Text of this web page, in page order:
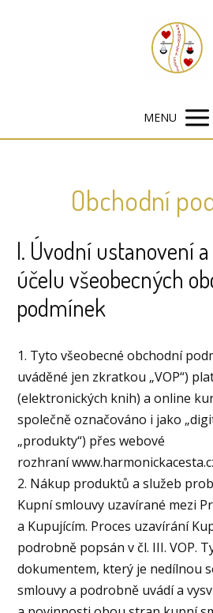
MENU
Obchodní
I. Úvodní ustanovení
účelu všeobecných
podmínek
1. Tyto všeobecné obchodní
uváděné jen zkratkou „VOP“)
(elektronických knih) a online
společně označováno i jako
„produkty“) přes webové
rozhraní
2. Nákup produktů a služeb
Kupní smlouvy uzavírané mezi
a Kupujícím. Proces uzavírání
podrobně popsán v čl. III. VOP.
dokumentem, který je nedílnou
smlouvy a podrobně uvádí a